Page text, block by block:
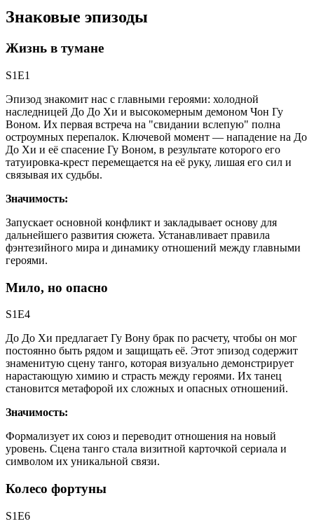
Знаковые эпизоды
Жизнь в тумане
S1E1
Эпизод знакомит нас с главными героями: холодной
наследницей До До Хи и высокомерным демоном Чон Гу
Воном. Их первая встреча на "свидании вслепую" полна
остроумных перепалок. Ключевой момент — нападение на До
До Хи и её спасение Гу Воном, в результате которого его
татуировка-крест перемещается на её руку, лишая его сил и
связывая их судьбы.
Значимость:
Запускает основной конфликт и закладывает основу для
дальнейшего развития сюжета. Устанавливает правила
фэнтезийного мира и динамику отношений между главными
героями.
Мило, но опасно
S1E4
До До Хи предлагает Гу Вону брак по расчету, чтобы он мог
постоянно быть рядом и защищать её. Этот эпизод содержит
знаменитую сцену танго, которая визуально демонстрирует
нарастающую химию и страсть между героями. Их танец
становится метафорой их сложных и опасных отношений.
Значимость:
Формализует их союз и переводит отношения на новый
уровень. Сцена танго стала визитной карточкой сериала и
символом их уникальной связи.
Колесо фортуны
S1E6